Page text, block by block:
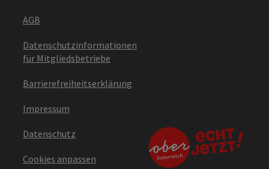
AGB
Datenschutzinformationen
für Mitgliedsbetriebe
Barrierefreiheitserklärung
Impressum
Datenschutz
Cookies anpassen